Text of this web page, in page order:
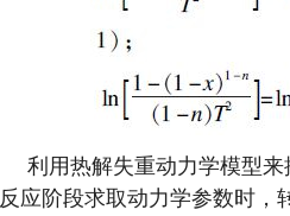
利用热解失重动力学模型
反应阶段求取动力学参数时，